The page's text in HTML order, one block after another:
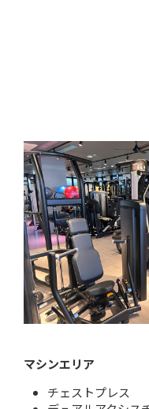
マシンエリア
チェストプレス